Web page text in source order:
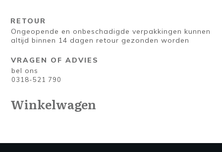
RETOUR
Ongeopende en onbeschadigde verpakkingen kunnen
altijd binnen 14 dagen retour gezonden worden
VRAGEN OF ADVIES
bel ons
0318-521 790
Winkelwagen